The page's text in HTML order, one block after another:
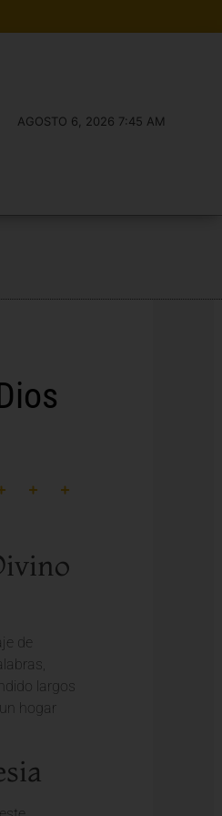
AGOSTO 6, 2026 7:45 AM
de
largos
hogar